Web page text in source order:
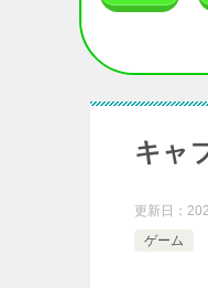
キャ
更新日：
ゲーム